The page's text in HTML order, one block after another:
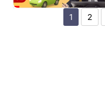
1 2